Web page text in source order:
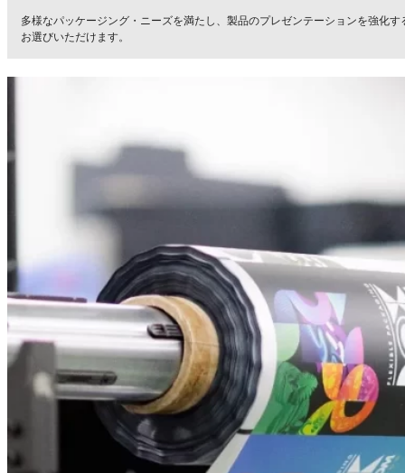
多様なパッケージング・ニーズを満たし、製品のプレゼンテーションを強化
お選びいただけます。